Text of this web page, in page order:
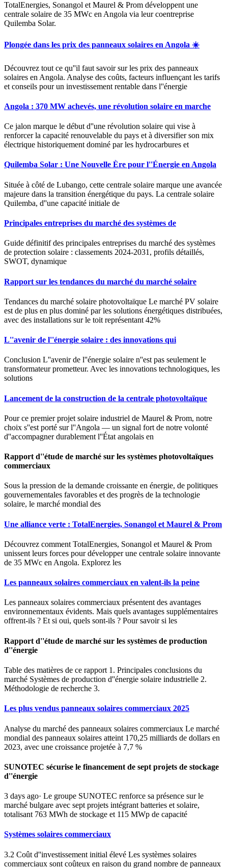
TotalEnergies, Sonangol et Maurel & Prom développent une
centrale solaire de 35 MWc en Angola via leur coentreprise
Quilemba Solar.
Plongée dans les prix des panneaux solaires en Angola ☀️
Découvrez tout ce qu''il faut savoir sur les prix des panneaux
solaires en Angola. Analyse des coûts, facteurs influençant les tarifs
et conseils pour un investissement rentable dans l''énergie
Angola : 370 MW achevés, une révolution solaire en marche
Ce jalon marque le début d''une révolution solaire qui vise à
renforcer la capacité renouvelable du pays et à diversifier son mix
électrique historiquement dominé par les hydrocarbures et
Quilemba Solar : Une Nouvelle Ère pour l''Énergie en Angola
Située à côté de Lubango, cette centrale solaire marque une avancée
majeure dans la transition énergétique du pays. La centrale solaire
Quilemba, d''une capacité initiale de
Principales entreprises du marché des systèmes de
Guide définitif des principales entreprises du marché des systèmes
de protection solaire : classements 2024-2031, profils détaillés,
SWOT, dynamique
Rapport sur les tendances du marché du marché solaire
Tendances du marché solaire photovoltaïque Le marché PV solaire
est de plus en plus dominé par les solutions énergétiques distribuées,
avec des installations sur le toit représentant 42%
L''avenir de l''énergie solaire : des innovations qui
Conclusion L''avenir de l''énergie solaire n''est pas seulement le
transformateur prometteur. Avec les innovations technologiques, les
solutions
Lancement de la construction de la centrale photovoltaïque
Pour ce premier projet solaire industriel de Maurel & Prom, notre
choix s''est porté sur l''Angola — un signal fort de notre volonté
d''accompagner durablement l''État angolais en
Rapport d''étude de marché sur les systèmes photovoltaïques
commerciaux
Sous la pression de la demande croissante en énergie, de politiques
gouvernementales favorables et des progrès de la technologie
solaire, le marché mondial des
Une alliance verte : TotalEnergies, Sonangol et Maurel & Prom
Découvrez comment TotalEnergies, Sonangol et Maurel & Prom
unissent leurs forces pour développer une centrale solaire innovante
de 35 MWc en Angola. Explorez les
Les panneaux solaires commerciaux en valent-ils la peine
Les panneaux solaires commerciaux présentent des avantages
environnementaux évidents. Mais quels avantages supplémentaires
offrent-ils ? Et si oui, quels sont-ils ? Pour savoir si les
Rapport d''étude de marché sur les systèmes de production
d''énergie
Table des matières de ce rapport 1. Principales conclusions du
marché Systèmes de production d''énergie solaire industrielle 2.
Méthodologie de recherche 3.
Les plus vendus panneaux solaires commerciaux 2025
Analyse du marché des panneaux solaires commerciaux Le marché
mondial des panneaux solaires atteint 170,25 milliards de dollars en
2023, avec une croissance projetée à 7,7 %
SUNOTEC sécurise le financement de sept projets de stockage
d''énergie
3 days ago· Le groupe SUNOTEC renforce sa présence sur le
marché bulgare avec sept projets intégrant batteries et solaire,
totalisant 763 MWh de stockage et 115 MWp de capacité
Systèmes solaires commerciaux
3.2 Coût d''investissement initial élevé Les systèmes solaires
commerciaux sont coûteux en raison du grand nombre de panneaux